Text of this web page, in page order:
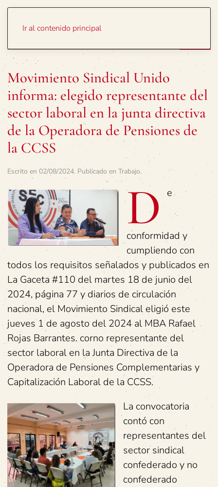
Ir al contenido principal
Movimiento Sindical Unido
informa: elegido representante del
sector laboral en la junta directiva
de la Operadora de Pensiones de
la CCSS
Escrito en 02/08/2024. Publicado en Trabajo.
D e
conformidad y
cumpliendo con
todos los requisitos señalados y publicados en
La Gaceta #110 del martes 18 de junio del
2024, página 77 y diarios de circulación
nacional, el Movimiento Sindical eligió este
jueves 1 de agosto del 2024 al MBA Rafael
Rojas Barrantes. corno representante del
sector laboral en la Junta Directiva de la
Operadora de Pensiones Complementarias y
Capitalización Laboral de la CCSS.
La convocatoria
contó con
representantes del
sector sindical
confederado y no
confederado